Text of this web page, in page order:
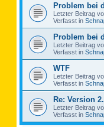
Problem bei
Letzter Beitrag
Verfasst in
Problem bei
Letzter Beitrag
Verfasst in
WTF
Letzter Beitrag
Verfasst in
Re: Version
Letzter Beitrag
Verfasst in